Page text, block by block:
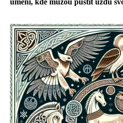
umění, kde můžou pustit uzdu